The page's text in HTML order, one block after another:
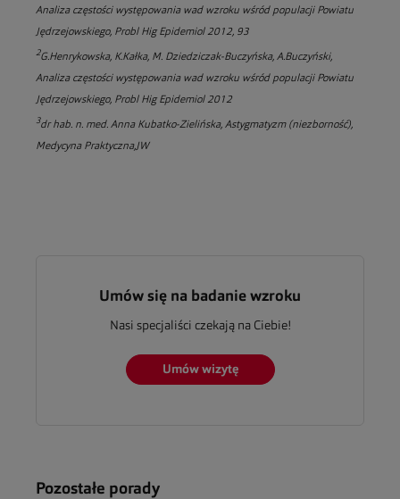
Analiza częstości występowania wad wzroku wśród populacji Powiatu
Jędrzejowskiego, Probl Hig Epidemiol 2012, 93
2G.Henrykowska, K.Kałka, M. Dziedziczak-Buczyńska, A.Buczyński,
Analiza częstości występowania wad wzroku wśród populacji Powiatu
Jędrzejowskiego, Probl Hig Epidemiol 2012
3dr hab. n. med. Anna Kubatko-Zielińska, Astygmatyzm (niezborność),
Medycyna Praktyczna,JW
Umów się na badanie wzroku
Nasi specjaliści czekają na Ciebie!
Umów wizytę
Pozostałe porady